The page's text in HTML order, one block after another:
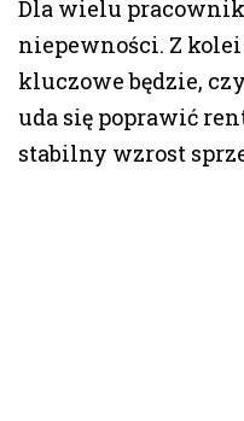
Dla wielu
niepewności. Z
kluczowe będzie,
uda się poprawić
stabilny wzrost